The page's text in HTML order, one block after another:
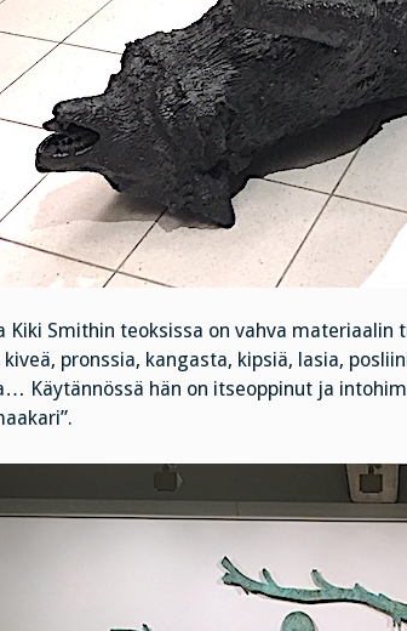
Kiki Smithin teoksissa on vahva
kiveä, pronssia, kangasta, kipsiä, lasia,
Käytännössä hän on itseoppinut ja